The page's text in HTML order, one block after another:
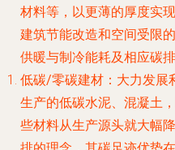
材料等，以更薄的厚度实
建筑节能改造和空间受限
供暖与制冷能耗及相应碳排
低碳/零碳建材 ：大力发展
生产的低碳水泥、混凝土
些材料从生产源头就大幅